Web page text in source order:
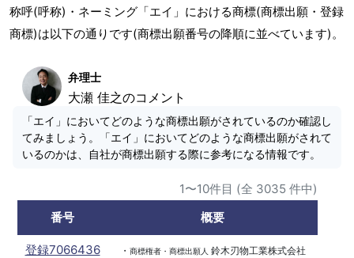
称呼(呼称)・ネーミング「エイ」における商標(商標出願・登録
商標)は以下の通りです(商標出願番号の降順に並べています)。
弁理士
大瀬 佳之のコメント
「エイ」においてどのような商標出願がされているのか確認し
てみましょう。「エイ」においてどのような商標出願がされて
いるのかは、自社が商標出願する際に参考になる情報です。
1〜10件目 (全 3035 件中)
番号
概要
登録7066436 ・ 商標権者・商標出願人 鈴木刃物工業株式会社